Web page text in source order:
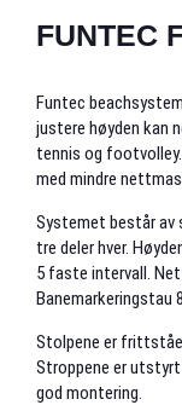
FUNTEC
Funtec
justere høyden kan
tennis og footvolley.
med mindre
Systemet består av
tre deler hver.
5 faste intervall.
Banemarkeringstau
Stolpene er
Stroppene er
god montering.